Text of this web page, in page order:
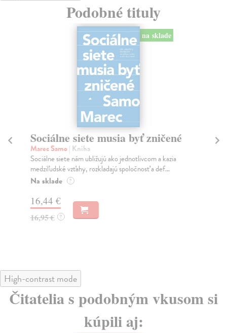
Podobné tituly
na sklade
Sociálne siete musia byť zničené
Marec Samo| Kniha
Sociálne siete nám ubližujú ako jednotlivcom a kazia
medziľudské vzťahy, rozkladajú spoločnosť a def...
Na sklade ?
16,44 €
16,95 € ?
High-contrast mode
Čitatelia s podobným vkusom si
kúpili aj: